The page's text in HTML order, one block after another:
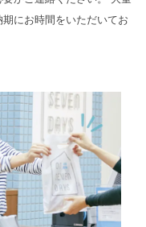
にお時間をいただいてお